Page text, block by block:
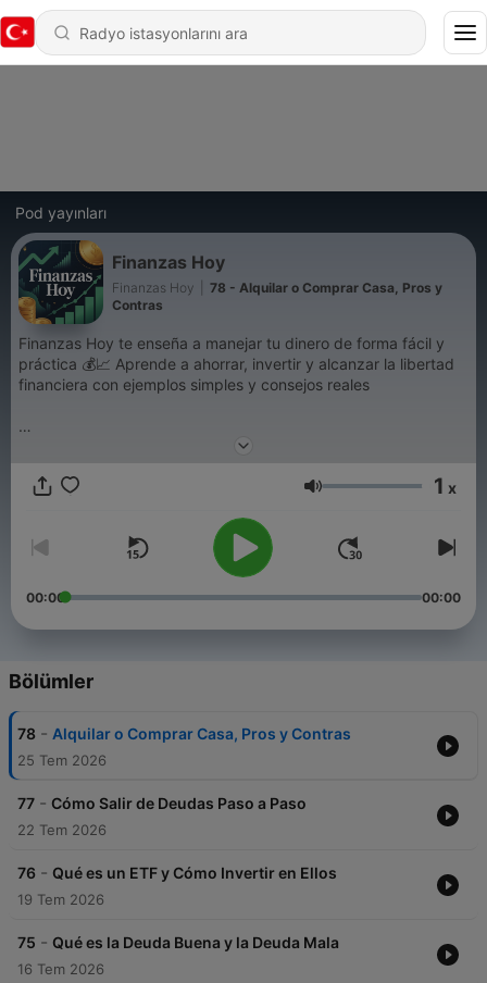
Pod yayınları
Finanzas Hoy
Finanzas Hoy
78 - Alquilar o Comprar Casa, Pros y
Contras
Finanzas Hoy te enseña a manejar tu dinero de forma fácil y
práctica 💰📈 Aprende a ahorrar, invertir y alcanzar la libertad
financiera con ejemplos simples y consejos reales
#finanzas #dinero #ahorro #invertir #bolsa #economia
#negocios #empleo #salario #banco #tarjeta #cripto #etf
Conviértete en un supporter de este podcast:
https://www.spreaker.com/podcast/finanzas-hoy-
-6771602/support.
Ses 1 x
00:00 00:00
Bölümler
78 - Alquilar o Comprar Casa, Pros y Contras
25 Tem 2026
77 - Cómo Salir de Deudas Paso a Paso
22 Tem 2026
76 - Qué es un ETF y Cómo Invertir en Ellos
19 Tem 2026
75 - Qué es la Deuda Buena y la Deuda Mala
16 Tem 2026